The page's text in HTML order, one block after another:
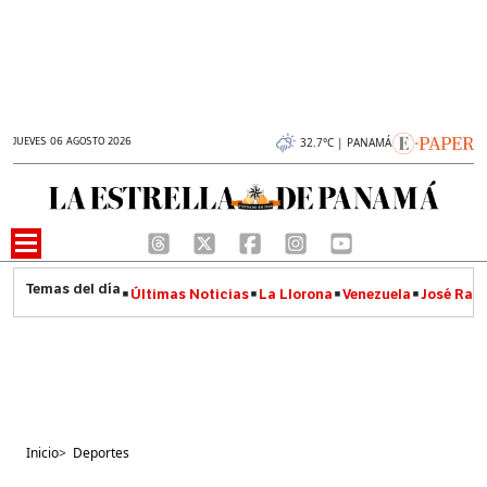
JUEVES 06 AGOSTO 2026 32.7°C | PANAMÁ
Últimas Noticias La Llorona Venezuela José
Inicio> Deportes